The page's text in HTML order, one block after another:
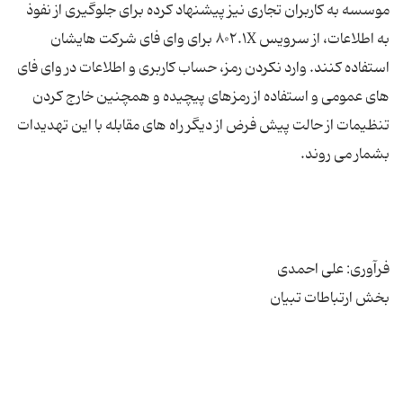
موسسه به کاربران تجاری نیز پیشنهاد کرده برای جلوگیری از نفوذ
به اطلاعات، از سرویس ۸۰۲.۱X برای وای فای شرکت هایشان
استفاده کنند. وارد نکردن رمز، حساب کاربری و اطلاعات در وای فای
های عمومی و استفاده از رمزهای پیچیده و همچنین خارج کردن
تنظیمات از حالت پیش فرض از دیگر راه های مقابله با این تهدیدات